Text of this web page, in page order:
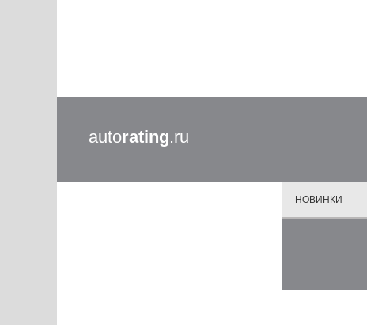
autorating.ru
НОВИНКИ